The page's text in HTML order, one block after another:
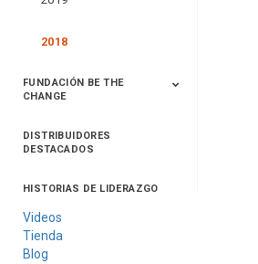
2018
FUNDACIÓN BE THE
CHANGE
Día Be The Change
HÉROES
DISTRIBUIDORES
DESTACADOS
HISTORIAS DE LIDERAZGO
Videos
Tienda
Blog